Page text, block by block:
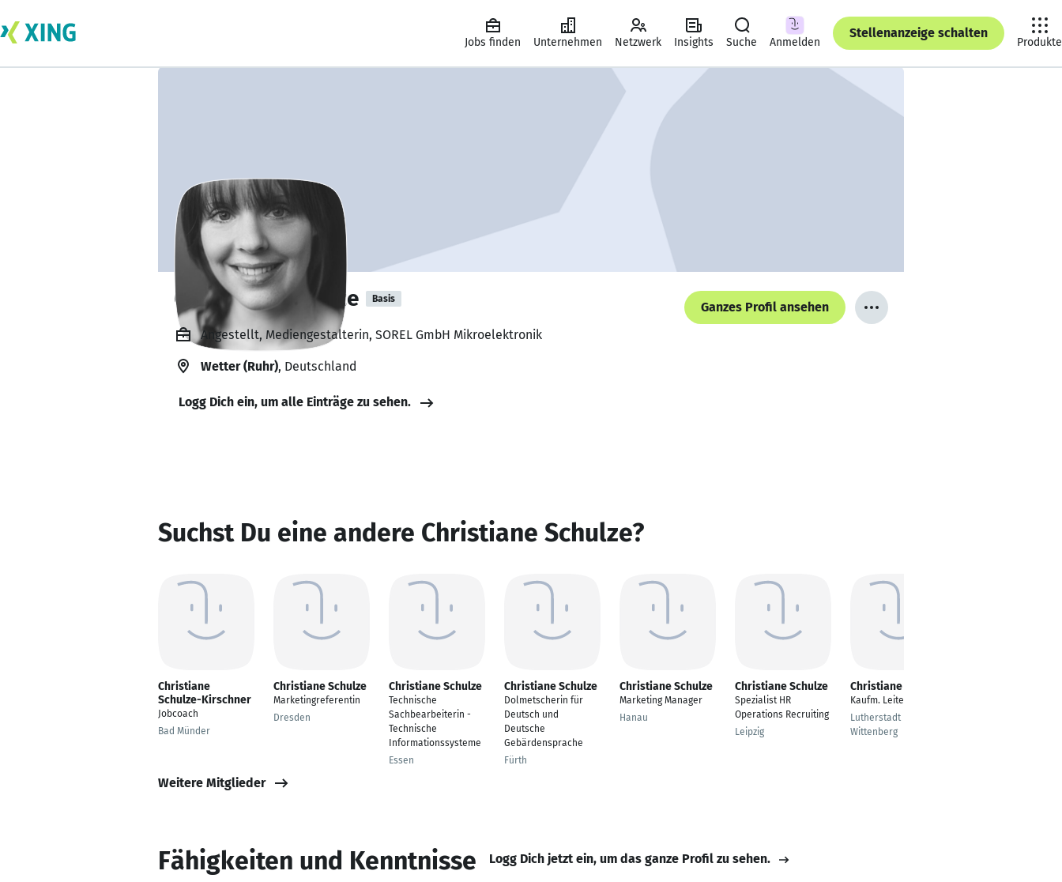
Jobs finden Unternehmen Netzwerk Insights Suche Anmelden
Stellenanzeige schalten
Produkte
Christiane Schulze Basis
Ganzes Profil ansehen
Angestellt, Mediengestalterin, SOREL GmbH Mikroelektronik
Wetter (Ruhr), Deutschland
Logg Dich ein, um alle Einträge zu sehen.
Suchst Du eine andere Christiane Schulze?
Christiane
Schulze-Kirschner
Jobcoach
Bad Münder
Christiane Schulze
Marketingreferentin
Dresden
Christiane Schulze
Technische
Sachbearbeiterin -
Technische
Informationssysteme
Essen
Christiane Schulze
Dolmetscherin für
Deutsch und
Deutsche
Gebärdensprache
Fürth
Christiane Schulze
Marketing Manager
Hanau
Christiane Schulze
Spezialist HR
Operations Recruiting
Leipzig
Christiane Schulze
Kaufm. Leiterin
Lutherstadt
Wittenberg
Weitere Mitglieder
Fähigkeiten und Kenntnisse Logg Dich jetzt ein, um das ganze Profil zu sehen.